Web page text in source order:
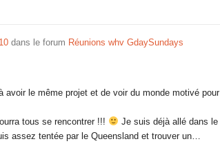
dans le forum Réunions whv GdaySundays
avoir le même projet et de voir du monde motivé pour
tous se rencontrer !!!
Je suis déjà allé dans le
assez tentée par le Queensland et trouver un…